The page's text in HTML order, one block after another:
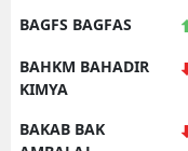
BAGFS BAGFAS
BAHKM BAHADIR
KIMYA
BAKAB BAK